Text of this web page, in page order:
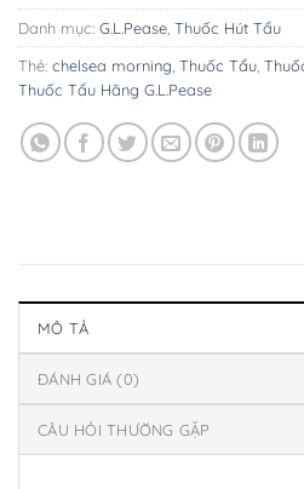
Danh mục: G.L.Pease Thuốc Hút Tẩu
Thẻ: chelsea morning Thuốc Tẩu
Thuốc Tẩu Hãng G.L.Pease
MÔ TẢ
ĐÁNH GIÁ (0)
CÂU HỎI THƯỜNG GẶP